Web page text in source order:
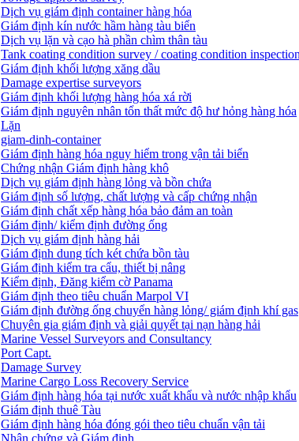
Dịch vụ giám định container hàng hóa
Giám định kín nước hầm hàng tàu biển
Dịch vụ lặn và cạo hà phần chìm thân tàu
Tank coating condition survey / coating condition inspection
Giám định khối lượng xăng dầu
Damage expertise surveyors
Giám định khối lượng hàng hóa xá rời
Giám định nguyên nhân tổn thất mức độ hư hỏng hàng hóa
Lặn
giam-dinh-container
Giám định hàng hóa nguy hiểm trong vận tải biển
Chứng nhận Giám định hàng khô
Dịch vụ giám định hàng lỏng và bồn chứa
Giám định số lượng, chất lượng và cấp chứng nhận
Giám định chất xếp hàng hóa bảo đảm an toàn
Giám định/ kiểm định đường ống
Dịch vụ giám định hàng hải
Giám định dung tích két chứa bồn tàu
Giám định kiểm tra cẩu, thiết bị nâng
Kiểm định, Đăng kiểm cờ Panama
Giám định theo tiêu chuẩn Marpol VI
Giám định đường ống chuyển hàng lỏng/ giám định khí gas
Chuyên gia giám định và giải quyết tại nạn hàng hải
Marine Vessel Surveyors and Consultancy
Port Capt.
Damage Survey
Marine Cargo Loss Recovery Service
Giám định hàng hóa tại nước xuất khẩu và nước nhập khẩu
Giám định thuê Tàu
Giám định hàng hóa đóng gói theo tiêu chuẩn vận tải